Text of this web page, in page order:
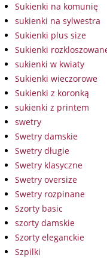
Sukienki na komunię
sukienki na sylwestra
Sukienki plus size
Sukienki
sukienki w kwiaty
Sukienki wieczorowe
Sukienki z koronką
sukienki z printem
swetry
Swetry damskie
Swetry długie
Swetry klasyczne
Swetry oversize
Swetry rozpinane
Szorty basic
szorty damskie
Szorty eleganckie
Szpilki